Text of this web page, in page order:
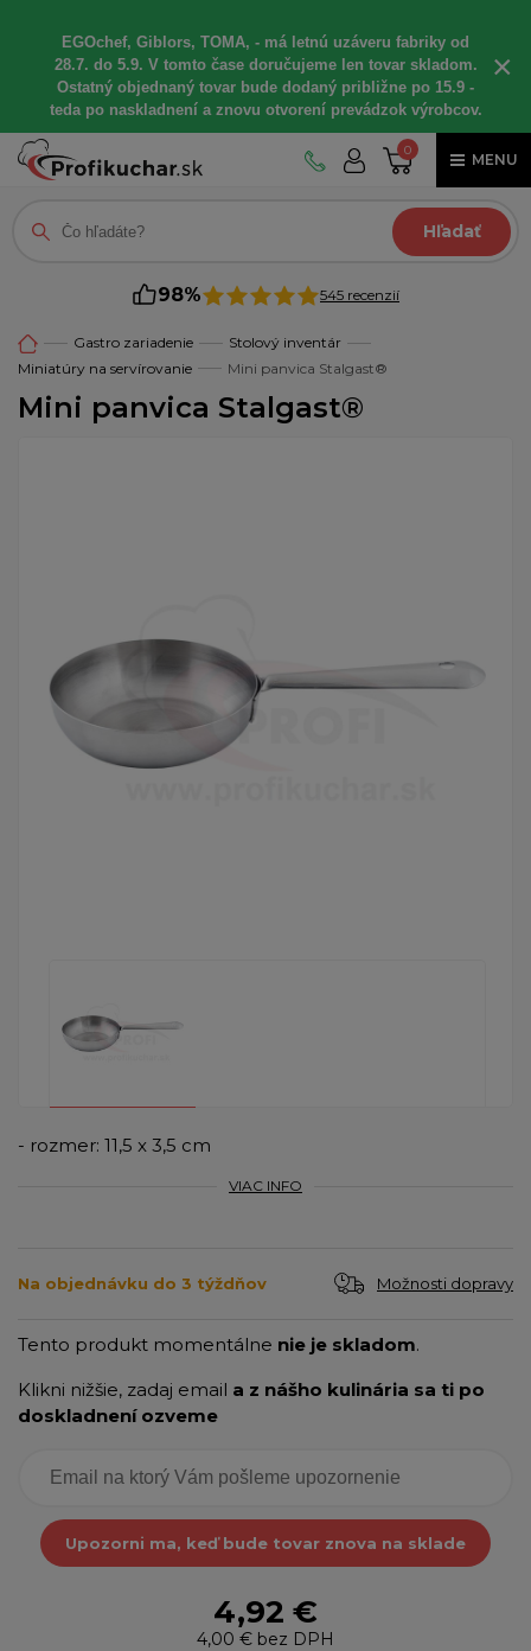
EGOchef, Giblors, TOMA, - má letnú uzáveru fabriky od
28.7. do 5.9. V tomto čase doručujeme len tovar skladom.
Ostatný objednaný tovar bude dodaný približne po 15.9 -
teda po naskladnení a znovu otvorení prevádzok výrobcov.
×
0
MENU
Hľadať
98% 545 recenzií
Gastro zariadenie
Stolový inventár
Miniatúry na servírovanie
Mini panvica Stalgast®
Mini panvica Stalgast®
- rozmer: 11,5 x 3,5 cm
VIAC INFO
Na objednávku do 3 týždňov Možnosti dopravy
Tento produkt momentálne nie je skladom.
Klikni nižšie, zadaj email a z nášho kulinária sa ti po
doskladnení ozveme
Upozorni ma, keď bude tovar znova na sklade
4,92 €
4,00 € bez DPH